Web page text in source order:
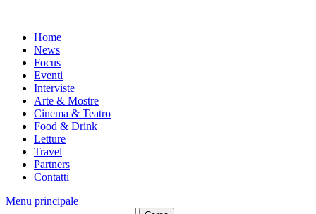
Home
News
Focus
Eventi
Interviste
Arte & Mostre
Cinema & Teatro
Food & Drink
Letture
Travel
Partners
Contatti
Menu principale